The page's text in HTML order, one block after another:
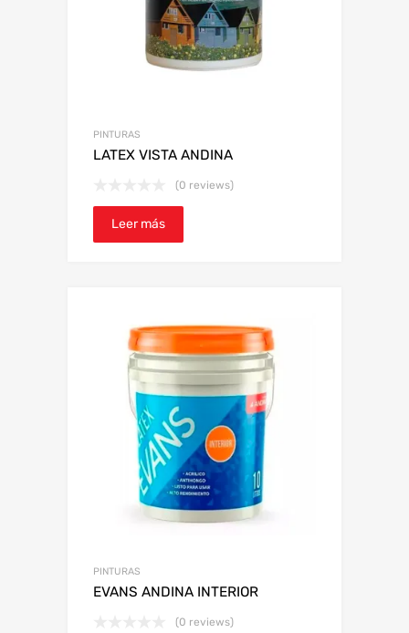
PINTURAS
LATEX VISTA ANDINA
(0 reviews)
Leer más
PINTURAS
EVANS ANDINA INTERIOR
(0 reviews)